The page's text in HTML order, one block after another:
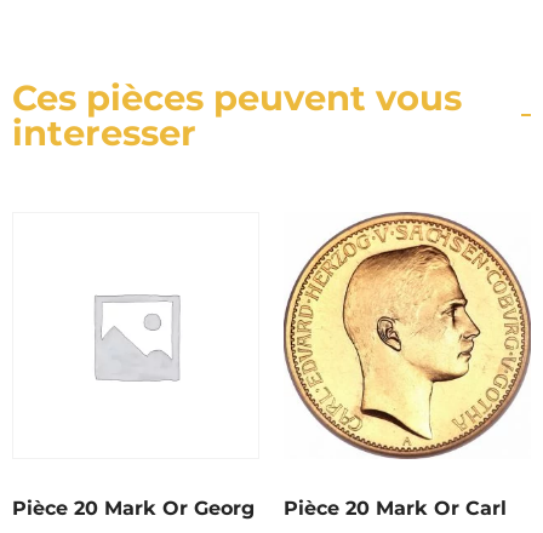
Ces pièces peuvent vous
interesser
Pièce 20 Mark Or Georg
Pièce 20 Mark Or Carl